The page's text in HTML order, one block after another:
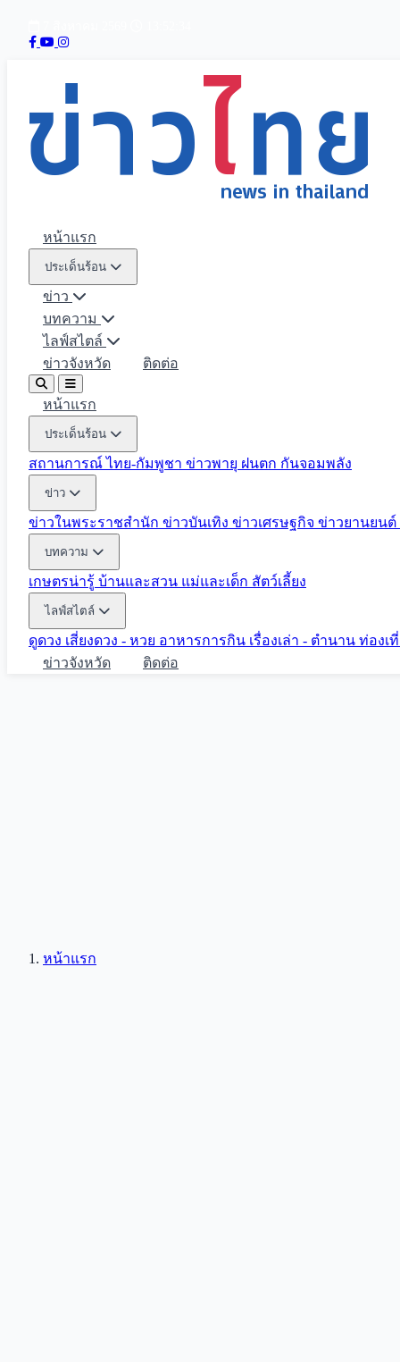
หน้าแรก
ประเด็นร้อน
ข่าว
บทความ
ไลฟ์สไตล์
ข่าวจังหวัด
ติดต่อ
หน้าแรก
ประเด็นร้อน
สถานการณ์ ไทย-กัมพูชา ข่าวพายุ ฝนตก กันจอมพลัง
ข่าว
ข่าวในพระราชสำนัก ข่าวบันเทิง ข่าวเศรษฐกิจ ข่าวยานยนต์
บทความ
เกษตรน่ารู้ บ้านและสวน แม่และเด็ก สัตว์เลี้ยง
ไลฟ์สไตล์
ดูดวง เสี่ยงดวง - หวย อาหารการกิน เรื่องเล่า - ตำนาน ท่องเ
ข่าวจังหวัด
ติดต่อ
หน้าแรก